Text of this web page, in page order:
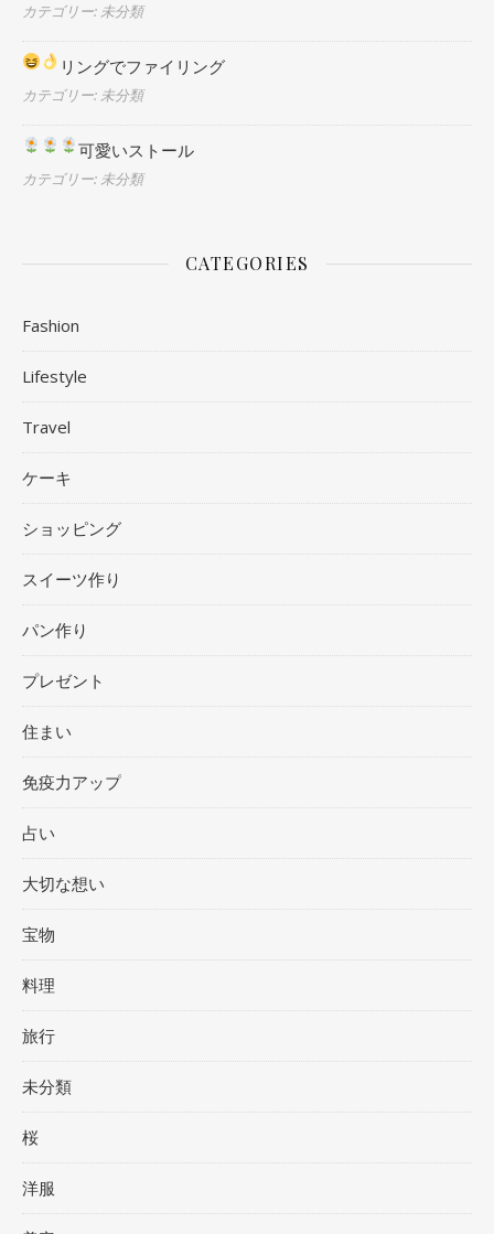
カテゴリー: 未分類
リングでファイリング
カテゴリー: 未分類
可愛いストール
カテゴリー: 未分類
CATEGORIES
Fashion
Lifestyle
Travel
ケーキ
ショッピング
スイーツ作り
パン作り
プレゼント
住まい
免疫力アップ
占い
大切な想い
宝物
料理
旅行
未分類
桜
洋服